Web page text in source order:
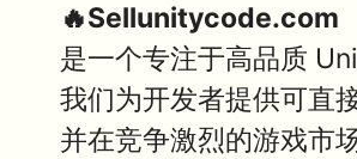
🔥Sellunitycode.com
是一个专注于高品质
我们为开发者提供可直
并在竞争激烈的游戏市